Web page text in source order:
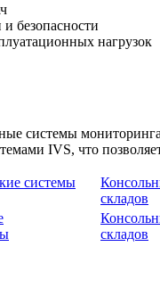
безопасности
нагрузок
системы
IVS, что
системы
складов
складов